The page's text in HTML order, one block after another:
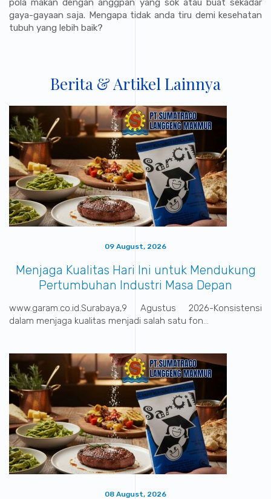
pola makan dengan anggpan yang sok atau buat sekadar
gaya-gayaan saja. Mengapa tidak anda tiru demi kesehatan
tubuh yang lebih baik?
Berita & Artikel Lainnya
09 August, 2026
Menjaga Kualitas Hari Ini untuk Mendukung
Pertumbuhan Industri Masa Depan
www.garam.co.id.Surabaya,9 Agustus 2026-Konsistensi
dalam menjaga kualitas menjadi salah satu fon...
08 August, 2026